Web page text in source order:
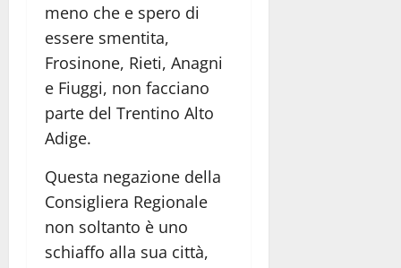
meno che e spero di
essere smentita,
Frosinone, Rieti, Anagni
e Fiuggi, non facciano
parte del Trentino Alto
Adige.
Questa negazione della
Consigliera Regionale
non soltanto è uno
schiaffo alla sua città,